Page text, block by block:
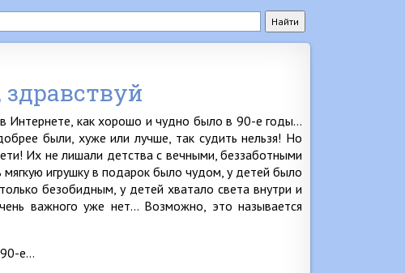
Интернете, как хорошо и чудно было в 90-е годы…
были, хуже или лучше, так судить нельзя! Но
Их не лишали детства с вечными, беззаботными
мягкую игрушку в подарок было чудом, у детей было
безобидным, у детей хватало света внутри и
важного уже нет… Возможно, это называется
90-е…